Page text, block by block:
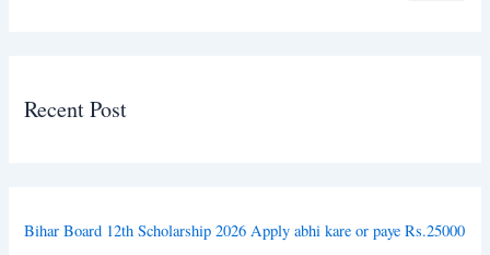
Recent Post
Bihar Board 12th Scholarship 2026 Apply abhi kare or paye Rs.25000